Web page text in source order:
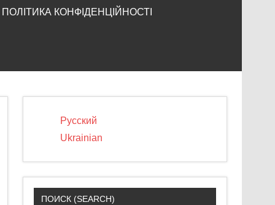
ПОЛІТИКА КОНФІДЕНЦІЙНОСТІ
Русский
Ukrainian
ПОИСК (SEARCH)